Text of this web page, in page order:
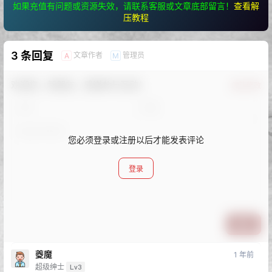
如果充值有问题或资源失效，请联系客服或文章底部留言！ 查看解
压教程
3 条回复 A 文章作者 M 管理员
您必须登录或注册以后才能发表评论
登录
夔魔
超级绅士 Lv3
1 年前